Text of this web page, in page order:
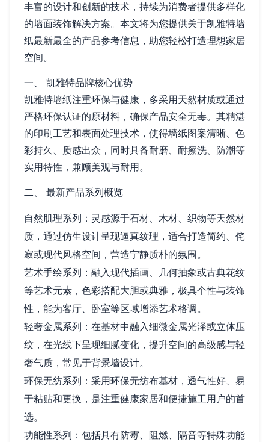
丰富的设计和创新的技术，持续为消费者提供多样化
的墙面装饰解决方案。本文将为您提供关于凯雅特墙
纸最新最全的产品参考信息，助您轻松打造理想家居
空间。
一、 凯雅特品牌核心优势
凯雅特墙纸注重环保与健康，多采用天然材质或通过
严格环保认证的原材料，确保产品安全无毒。其精湛
的印刷工艺和表面处理技术，使得墙纸图案清晰、色
彩持久、质感出众，同时具备耐磨、耐擦洗、防潮等
实用特性，兼顾美观与耐用。
二、 最新产品系列概览
自然肌理系列：灵感源于石材、木材、织物等天然材
质，通过仿生设计呈现逼真纹理，适合打造简约、侘
寂或现代风格空间，营造宁静质朴的氛围。
艺术手绘系列：融入现代插画、几何抽象或古典花纹
等艺术元素，色彩搭配大胆或典雅，极具个性与装饰
性，能为客厅、卧室等区域增添艺术格调。
轻奢金属系列：在基材中融入细微金属光泽或立体压
纹，在光线下呈现细腻变化，提升空间的高级感与轻
奢气质，常见于背景墙设计。
环保无纺系列：采用环保无纺布基材，透气性好、易
于粘贴和更换，是注重健康家居和便捷施工用户的首
选。
功能性系列：包括具有防霉、阻燃、隔音等特殊功能